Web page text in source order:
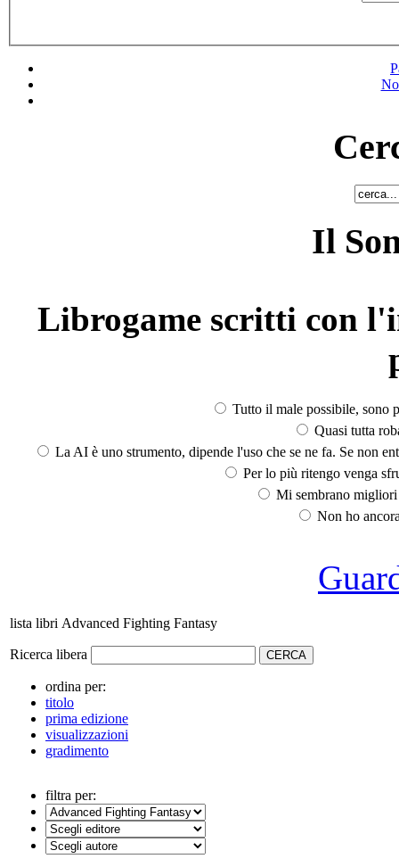
Il
Librogame scritti con
Tutto il male possibile, sono
Quasi tutta
La AI è uno strumento, dipende l'uso che se ne fa. Se non
Per lo più ritengo venga
Mi sembrano
Non ho
lista libri Advanced Fighting Fantasy
Ricerca libera
ordina per:
titolo
prima edizione
visualizzazioni
gradimento
filtra per: